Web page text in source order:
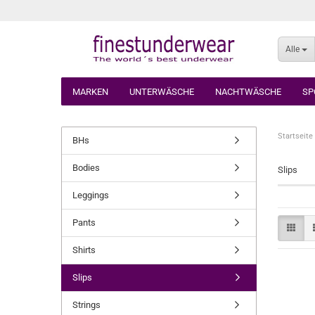
Alle
MARKEN UNTERWÄSCHE NACHTWÄSCHE
Startseite
Slips
BHs
Bodies
Leggings
Pants
Shirts
Slips
Strings